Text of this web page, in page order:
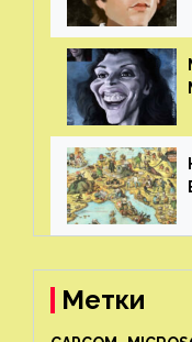
Метки